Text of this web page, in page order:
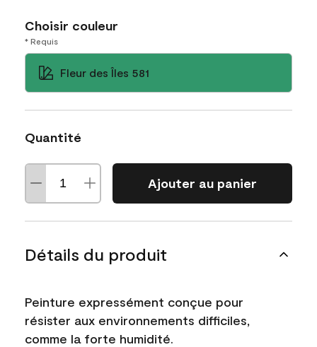
Choisir couleur
* Requis
Fleur des Îles 581
Quantité
Ajouter au panier
Détails du produit
Peinture expressément conçue pour
résister aux environnements difficiles,
comme la forte humidité.